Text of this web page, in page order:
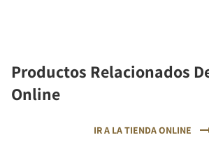
Productos Relacionados
Online
IR A LA TIENDA ONLINE